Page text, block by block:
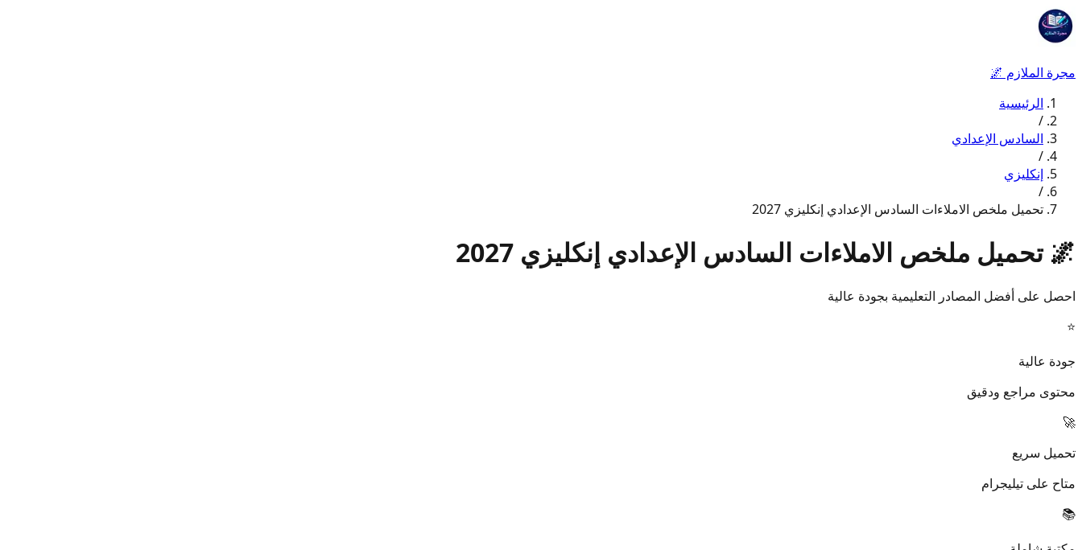
مجرة الملازم 🌌
الرئيسية
/
السادس الإعدادي
/
إنكليزي
/
تحميل ملخص الاملاءات السادس الإعدادي إنكليزي 2027
🌌 تحميل ملخص الاملاءات السادس الإعدادي إنكليزي 2027
احصل على أفضل المصادر التعليمية بجودة عالية
⭐
جودة عالية
محتوى مراجع ودقيق
🚀
تحميل سريع
متاح على تيليجرام
📚